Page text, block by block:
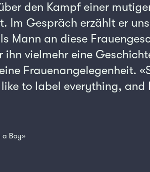
den Kampf einer
Im Gespräch erzählt er
Mann an diese
vielmehr eine
Frauenangelegenheit.
to label everything, and
a Boy»